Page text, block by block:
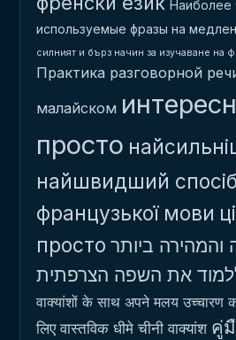
Наиболее
используемые фразы на
силният и бърз начин за изучаване на
Практика разговорной
малайском
просто
найшвидший
французької мови
просто ביותר
את השפה הצרפתית
वाक्यांशों के साथ अपने मलय उच्चारण
लिए वास्तविक धीमे चीनी वाक्यांश คู่